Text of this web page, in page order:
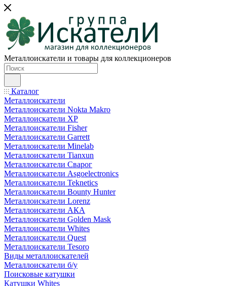
Металлоискатели и товары для коллекционеров
Каталог
Металлоискатели
Металлоискатели Nokta Makro
Металлоискатели XP
Металлоискатели Fisher
Металлоискатели Garrett
Металлоискатели Minelab
Металлоискатели Tianxun
Металлоискатели Сварог
Металлоискатели Asgoelectronics
Металлоискатели Teknetics
Металлоискатели Bounty Hunter
Металлоискатели Lorenz
Металлоискатели АКА
Металлоискатели Golden Mask
Металлоискатели Whites
Металлоискатели Quest
Металлоискатели Tesoro
Виды металлоискателей
Металлоискатели б/у
Поисковые катушки
Катушки Whites